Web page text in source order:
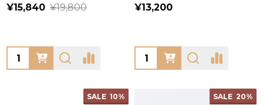
¥15,840 ¥19,800
Quantity:
¥13,200
Quantity:
SALE 10% SALE 20%